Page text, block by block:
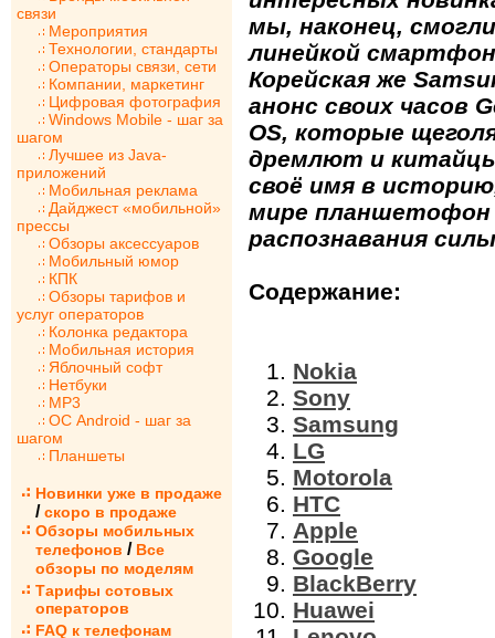
связи
Мероприятия
Технологии, стандарты
Операторы связи, сети
Компании, маркетинг
Цифровая фотография
Windows Mobile - шаг за
шагом
Лучшее из Java-
приложений
Мобильная реклама
Дайджест «мобильной»
прессы
Обзоры аксессуаров
Мобильный юмор
КПК
Обзоры тарифов и
услуг операторов
Колонка редактора
Мобильная история
Яблочный софт
Нетбуки
MP3
ОС Android - шаг за
шагом
Планшеты
Новинки уже в продаже
/ скоро в продаже
Обзоры мобильных
телефонов / Все
обзоры по моделям
Тарифы сотовых
операторов
FAQ к телефонам
мы, наконец,
линейкой
Корейская же
анонс своих часов
OS, которые
дремлют и китайцы
своё имя в
мире планшетофон
распознавания
Содержание:
Nokia
Sony
Samsung
LG
Motorola
HTC
Apple
Google
BlackBerry
Huawei